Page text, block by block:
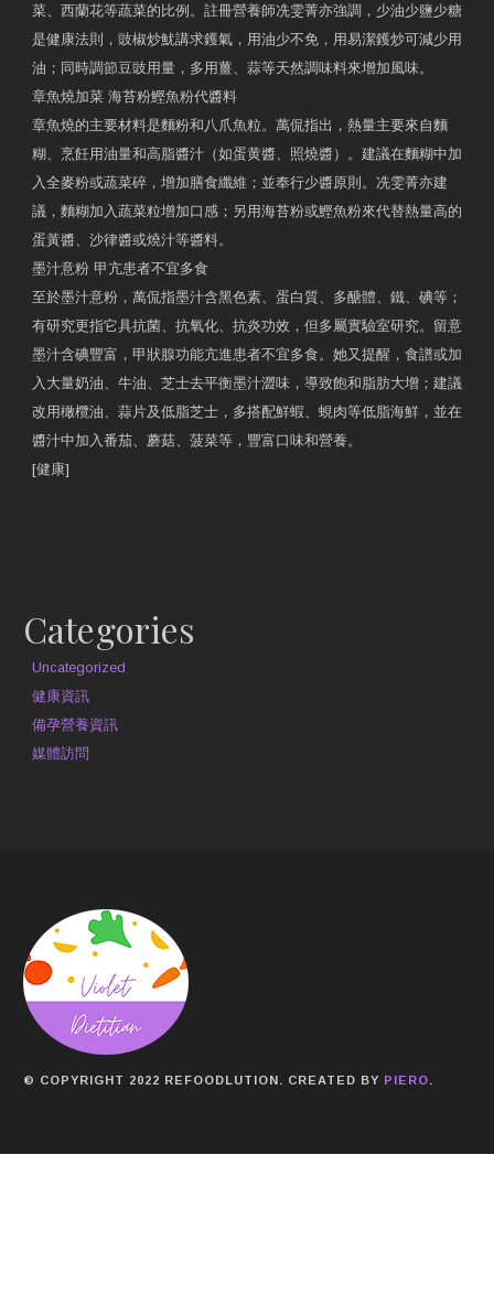
菜、西蘭花等蔬菜的比例。註冊營養師冼雯菁亦強調，少油少鹽少糖
是健康法則，豉椒炒魷講求鑊氣，用油少不免，用易潔鑊炒可減少用
油；同時調節豆豉用量，多用薑、蒜等天然調味料來增加風味。
章魚燒加菜 海苔粉鰹魚粉代醬料
章魚燒的主要材料是麵粉和八爪魚粒。萬侃指出，熱量主要來自麵
糊、烹飪用油量和高脂醬汁（如蛋黄醬、照燒醬）。建議在麵糊中加
入全麥粉或蔬菜碎，增加膳食纖維；並奉行少醬原則。冼雯菁亦建
議，麵糊加入蔬菜粒增加口感；另用海苔粉或鰹魚粉來代替熱量高的
蛋黃醬、沙律醬或燒汁等醬料。
墨汁意粉 甲亢患者不宜多食
至於墨汁意粉，萬侃指墨汁含黑色素、蛋白質、多醣體、鐵、碘等；
有研究更指它具抗菌、抗氧化、抗炎功效，但多屬實驗室研究。留意
墨汁含碘豐富，甲狀腺功能亢進患者不宜多食。她又提醒，食譜或加
入大量奶油、牛油、芝士去平衡墨汁澀味，導致飽和脂肪大增；建議
改用橄欖油、蒜片及低脂芝士，多搭配鮮蝦、蜆肉等低脂海鮮，並在
醬汁中加入番茄、蘑菇、菠菜等，豐富口味和營養。
[健康]
Categories
Uncategorized
健康資訊
備孕營養資訊
媒體訪問
© COPYRIGHT 2022 REFOODLUTION. CREATED BY PIERO